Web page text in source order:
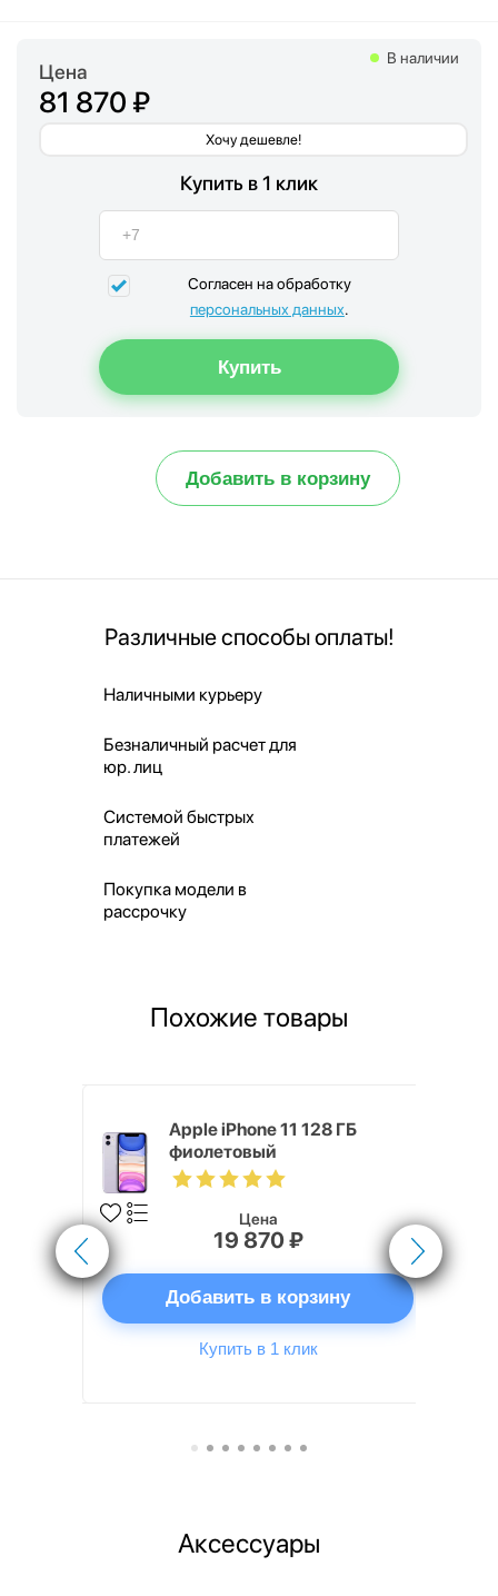
Цена
81 870 ₽
Хочу дешевле!
В наличии
Купить в 1 клик
Согласен на обработку
персональных данных.
Добавить в корзину
Различные способы оплаты!
Наличными курьеру
Безналичный расчет для
юр. лиц
Системой быстрых
платежей
Покупка модели в
рассрочку
Похожие товары
Apple iPhone 11 128 ГБ
фиолетовый
Цена
19 870 ₽
Добавить в корзину
Купить в 1 клик
Аксессуары